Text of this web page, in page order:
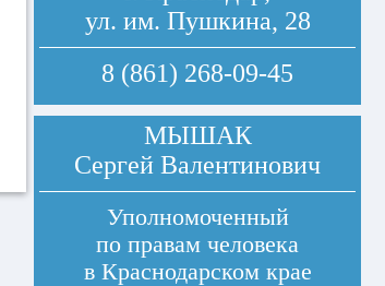
ул. им. Пушкина, 28
8 (861) 268-09-45
МЫШАК
Сергей Валентинович
Уполномоченный
по правам человека
в Краснодарском крае